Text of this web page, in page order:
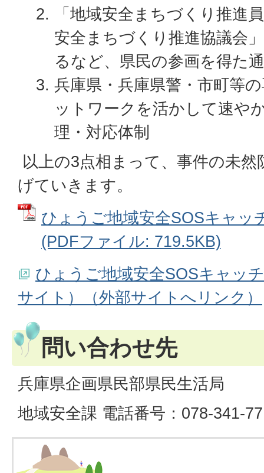
「地域安全まちづくり推進
安全まちづくり推進協議会
るなど、県民の参画を得た
兵庫県・兵庫県警・市町等
ットワークを活かして速や
理・対応体制
以上の3点相まって、事件の未
げていきます。
ひょうご地域安全SOSキャッ
(PDFファイル: 719.5KB)
ひょうご地域安全SOSキャッ
サイト）（外部サイトへリンク）
問い合わせ先
兵庫県企画県民部県民生活局
地域安全課 電話番号：078-341-